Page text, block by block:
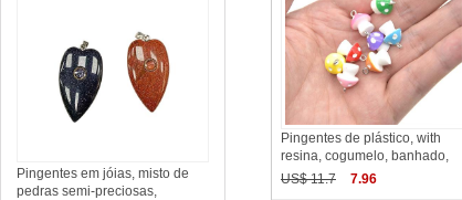
Pingentes de plástico, with
resina, cogumelo, banhado,
US$ 11.7
7.96
Pingentes em jóias, misto de
pedras semi-preciosas,